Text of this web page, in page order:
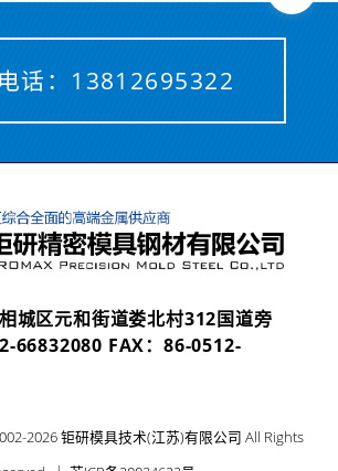
话： 13812695322
城区元和街道娄北村312国道旁
66832080 FAX：86-0512-
2026 钜研模具技术(江苏)有限公司 All Rights